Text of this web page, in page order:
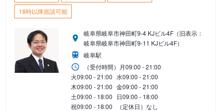
18時以降面談可能
岐阜県岐阜市神田町9-4 KJビル4F（旧表示：
岐阜県岐阜市神田町9-11 KJビル4F）
岐阜駅
（受付時間） 月09:00 - 21:00
火09:00 - 21:00 水09:00 - 21:00
木09:00 - 21:00 金09:00 - 21:00
土09:00 - 18:00 日09:00 - 18:00
祝09:00 - 18:00 （定休日）なし